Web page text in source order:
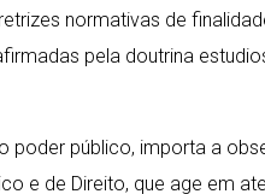
normativas de
pela doutrina
público, importa a
e de Direito, que age em